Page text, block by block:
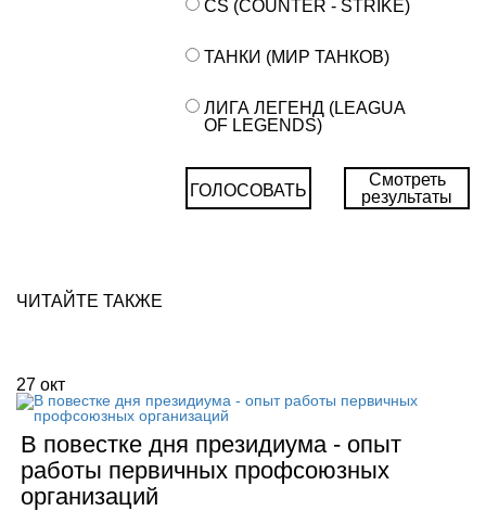
CS (COUNTER - STRIKE)
ТАНКИ (МИР ТАНКОВ)
ЛИГА ЛЕГЕНД (LEAGUA
OF LEGENDS)
ГОЛОСОВАТЬ
Смотреть
результаты
ЧИТАЙТЕ ТАКЖЕ
27 окт
В повестке дня президиума - опыт
работы первичных профсоюзных
организаций